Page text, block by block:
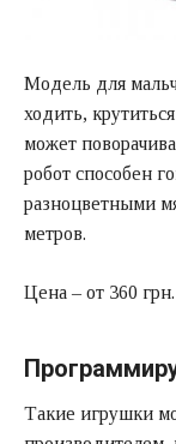
Модель для
ходить,
может
робот способен
разноцветными
метров.
Цена – от 360 грн.
Такие игрушки